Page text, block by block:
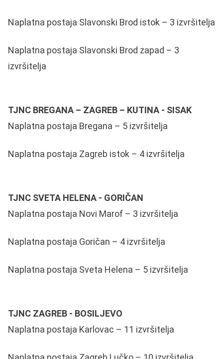
Naplatna postaja Slavonski Brod istok – 3 izvršitelja
Naplatna postaja Slavonski Brod zapad – 3
izvršitelja
TJNC BREGANA – ZAGREB – KUTINA - SISAK
Naplatna postaja Bregana – 5 izvršitelja
Naplatna postaja Zagreb istok – 4 izvršitelja
TJNC SVETA HELENA - GORIČAN
Naplatna postaja Novi Marof – 3 izvršitelja
Naplatna postaja Goričan – 4 izvršitelja
Naplatna postaja Sveta Helena – 5 izvršitelja
TJNC ZAGREB - BOSILJEVO
Naplatna postaja Karlovac – 11 izvršitelja